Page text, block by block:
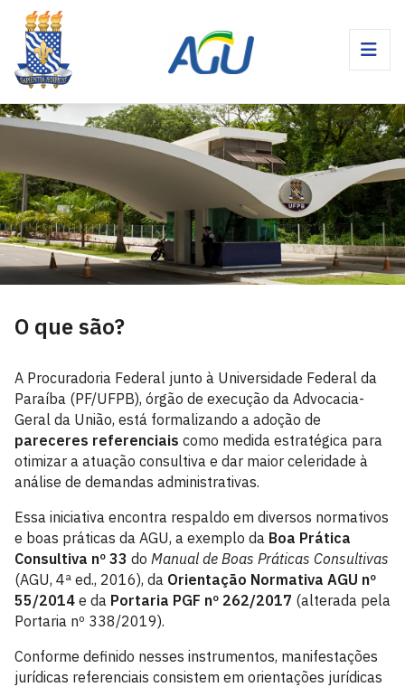
O que são?
A Procuradoria Federal junto à Universidade Federal da
Paraíba (PF/UFPB), órgão de execução da Advocacia-
Geral da União, está formalizando a adoção de
pareceres referenciais como medida estratégica para
otimizar a atuação consultiva e dar maior celeridade à
análise de demandas administrativas.
Essa iniciativa encontra respaldo em diversos normativos
e boas práticas da AGU, a exemplo da Boa Prática
Consultiva nº 33 do Manual de Boas Práticas Consultivas
(AGU, 4ª ed., 2016), da Orientação Normativa AGU nº
55/2014 e da Portaria PGF nº 262/2017 (alterada pela
Portaria nº 338/2019).
Conforme definido nesses instrumentos, manifestações
jurídicas referenciais consistem em orientações jurídicas